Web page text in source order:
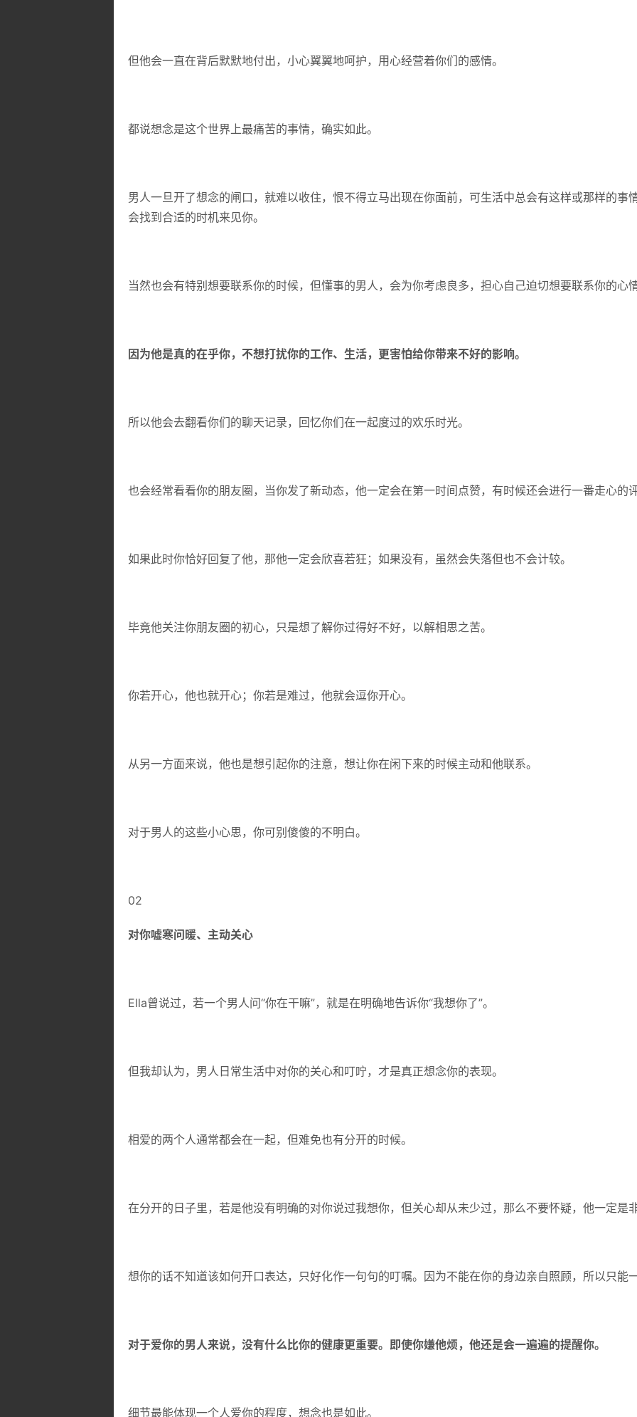
但他会一直在背后默默地付出，小心翼翼地呵护，用心经营着你们的感情。
都说想念是这个世界上最痛苦的事情，确实如此。
男人一旦开了想念的闸口，就难以收住，恨不得立马出现在你面前，可生活中总会有这样或那样的事
会找到合适的时机来见你。
当然也会有特别想要联系你的时候，但懂事的男人，会为你考虑良多，担心自己迫切想要联系你的心
因为他是真的在乎你，不想打扰你的工作、生活，更害怕给你带来不好的影响。
所以他会去翻看你们的聊天记录，回忆你们在一起度过的欢乐时光。
也会经常看看你的朋友圈，当你发了新动态，他一定会在第一时间点赞，有时候还会进行一番走心的
如果此时你恰好回复了他，那他一定会欣喜若狂；如果没有，虽然会失落但也不会计较。
毕竟他关注你朋友圈的初心，只是想了解你过得好不好，以解相思之苦。
你若开心，他也就开心；你若是难过，他就会逗你开心。
从另一方面来说，他也是想引起你的注意，想让你在闲下来的时候主动和他联系。
对于男人的这些小心思，你可别傻傻的不明白。
02
对你嘘寒问暖、主动关心
Ella曾说过，若一个男人问“你在干嘛”，就是在明确地告诉你“我想你了”。
但我却认为，男人日常生活中对你的关心和叮咛，才是真正想念你的表现。
相爱的两个人通常都会在一起，但难免也有分开的时候。
在分开的日子里，若是他没有明确的对你说过我想你，但关心却从未少过，那么不要怀疑，他一定是
想你的话不知道该如何开口表达，只好化作一句句的叮嘱。因为不能在你的身边亲自照顾，所以只能
对于爱你的男人来说，没有什么比你的健康更重要。即使你嫌他烦，他还是会一遍遍的提醒你。
细节最能体现一个人爱你的程度，想念也是如此。